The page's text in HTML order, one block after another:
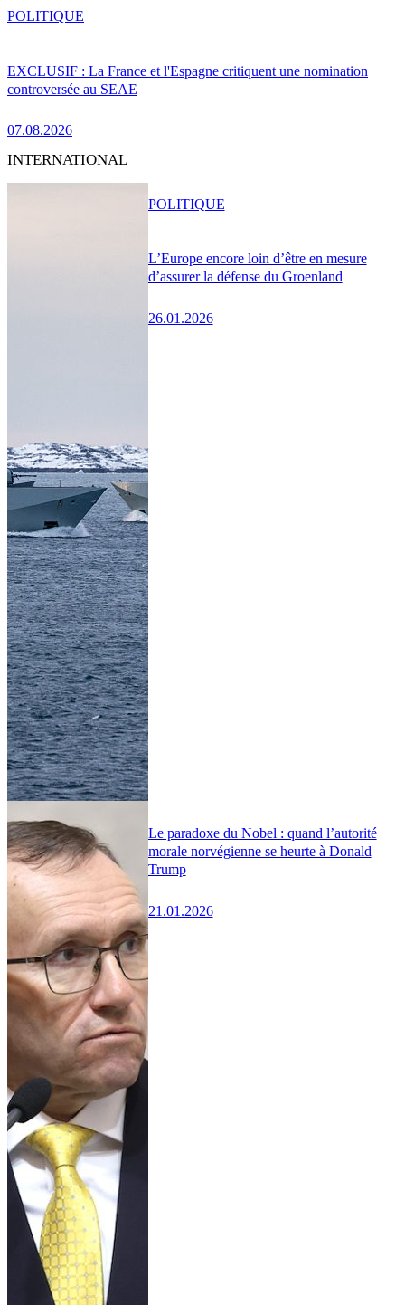
EXCLUSIF : La France et l'Espagne critiquent une nomination
controversée au SEAE
07.08.2026
POLITIQUE
INTERNATIONAL
L’Europe encore loin d’être en mesure
d’assurer la défense du Groenland
26.01.2026
POLITIQUE
Le paradoxe du Nobel : quand l’autorité
morale norvégienne se heurte à Donald
Trump
21.01.2026